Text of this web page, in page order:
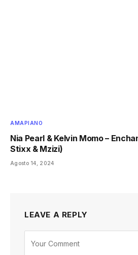
AMAPIANO
Nia Pearl & Kelvin Momo –
Stixx & Mzizi)
Agosto 14, 2024
LEAVE A REPLY